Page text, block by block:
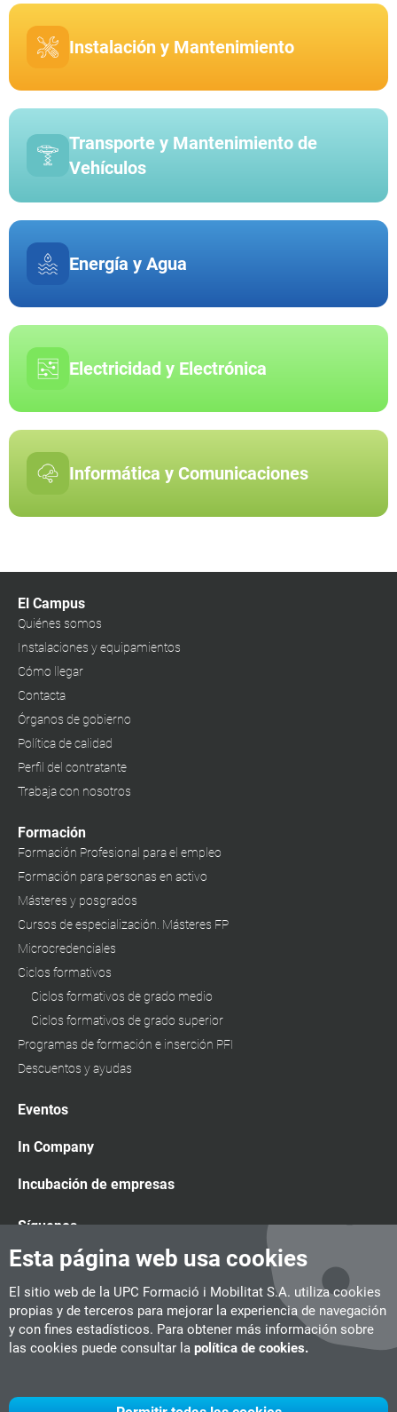
Esta página web usa cookies
El sitio web de la UPC Formació i Mobilitat S.A. utiliza cookies
propias y de terceros para mejorar la experiencia de navegación
y con fines estadísticos. Para obtener más información sobre
las cookies puede consultar la política de cookies.
Instalación y Mantenimiento
Transporte y Mantenimiento de
Vehículos
Energía y Agua
Electricidad y Electrónica
Informática y Comunicaciones
El Campus
Quiénes somos
Instalaciones y equipamientos
Cómo llegar
Contacta
Órganos de gobierno
Política de calidad
Perfil del contratante
Trabaja con nosotros
Formación
Formación Profesional para el empleo
Formación para personas en activo
Másteres y posgrados
Cursos de especialización. Másteres FP
Microcredenciales
Ciclos formativos
Ciclos formativos de grado medio
Ciclos formativos de grado superior
Programas de formación e inserción PFI
Descuentos y ayudas
Eventos
In Company
Incubación de empresas
Síguenos